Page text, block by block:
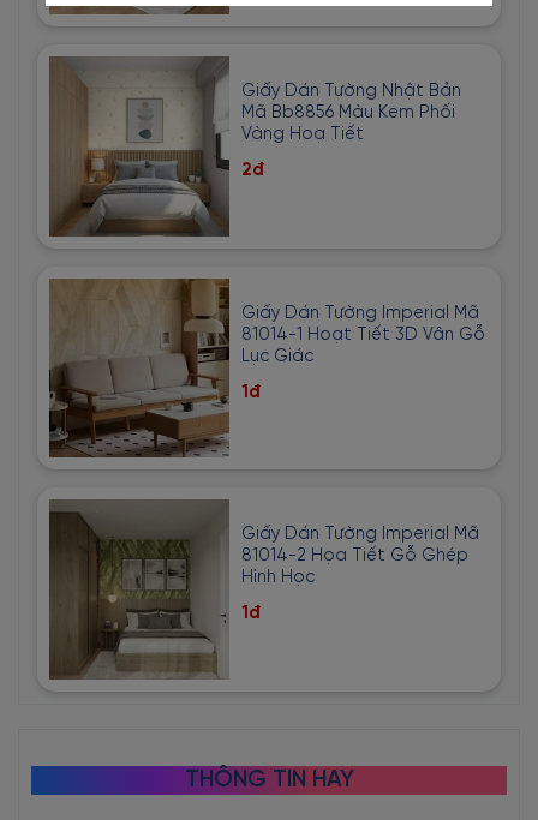
Giấy Dán Tường Nhật Bản
Mã Bb8856 Màu Kem Phối
Vàng Hoạ Tiết
2đ
Giấy Dán Tường Imperial Mã
81014-1 Hoạt Tiết 3D Vân Gỗ
Lục Giác
1đ
Giấy Dán Tường Imperial Mã
81014-2 Họa Tiết Gỗ Ghép
Hình Học
1đ
THÔNG TIN HAY